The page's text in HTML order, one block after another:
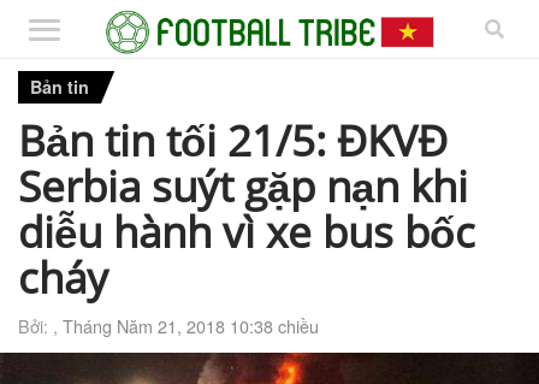
Bản tin
Bản tin tối 21/5: ĐKVĐ
Serbia suýt gặp nạn khi
diễu hành vì xe bus bốc
cháy
Bởi: , Tháng Năm 21, 2018 10:38 chiều